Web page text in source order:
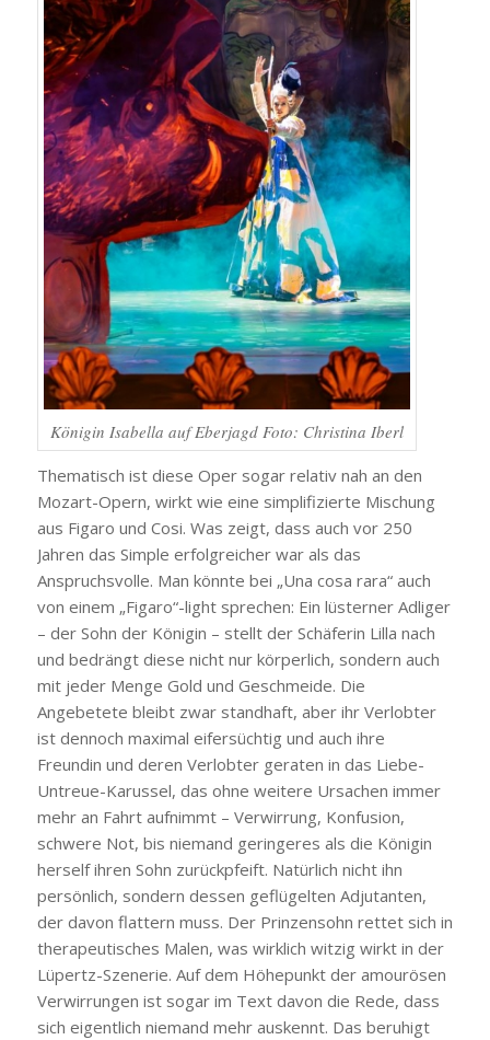
Königin Isabella auf Eberjagd Foto: Christina Iberl
Thematisch ist diese Oper sogar relativ nah an den
Mozart-Opern, wirkt wie eine simplifizierte Mischung
aus Figaro und Cosi. Was zeigt, dass auch vor 250
Jahren das Simple erfolgreicher war als das
Anspruchsvolle. Man könnte bei „Una cosa rara“ auch
von einem „Figaro“-light sprechen: Ein lüsterner Adliger
– der Sohn der Königin – stellt der Schäferin Lilla nach
und bedrängt diese nicht nur körperlich, sondern auch
mit jeder Menge Gold und Geschmeide. Die
Angebetete bleibt zwar standhaft, aber ihr Verlobter
ist dennoch maximal eifersüchtig und auch ihre
Freundin und deren Verlobter geraten in das Liebe-
Untreue-Karussel, das ohne weitere Ursachen immer
mehr an Fahrt aufnimmt – Verwirrung, Konfusion,
schwere Not, bis niemand geringeres als die Königin
herself ihren Sohn zurückpfeift. Natürlich nicht ihn
persönlich, sondern dessen geflügelten Adjutanten,
der davon flattern muss. Der Prinzensohn rettet sich in
therapeutisches Malen, was wirklich witzig wirkt in der
Lüpertz-Szenerie. Auf dem Höhepunkt der amourösen
Verwirrungen ist sogar im Text davon die Rede, dass
sich eigentlich niemand mehr auskennt. Das beruhigt